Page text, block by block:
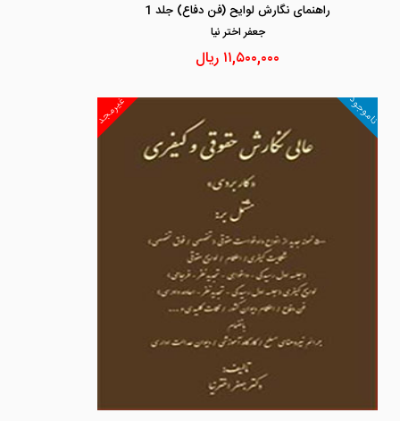
راهنمای نگارش لوایح (فن دفاع) جلد 1
جعفر اختر نيا
۱۱,۵۰۰,۰۰۰ ریال
غیرمجد ناموجود